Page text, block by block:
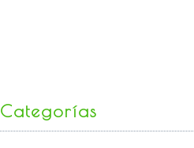
Categorías